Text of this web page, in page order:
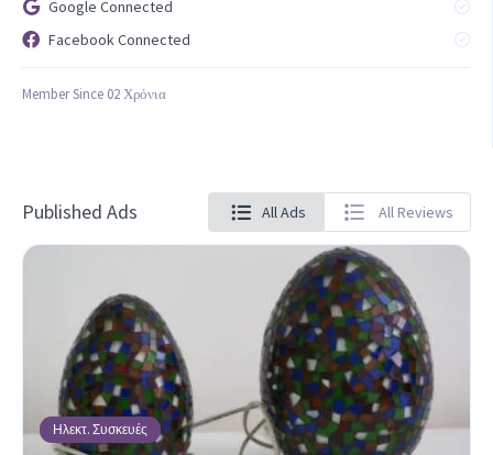
Google Connected
Facebook Connected
Member Since 02 Χρόνια
All Ads All Reviews
Published Ads
Ηλεκτ. Συσκευές